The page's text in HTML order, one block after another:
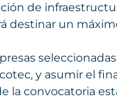
de
destinar un
y asumir el
la convocatoria